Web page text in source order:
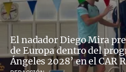
El nadador Diego Mira
de Europa dentro del
Ángeles 2028’ en el CAR